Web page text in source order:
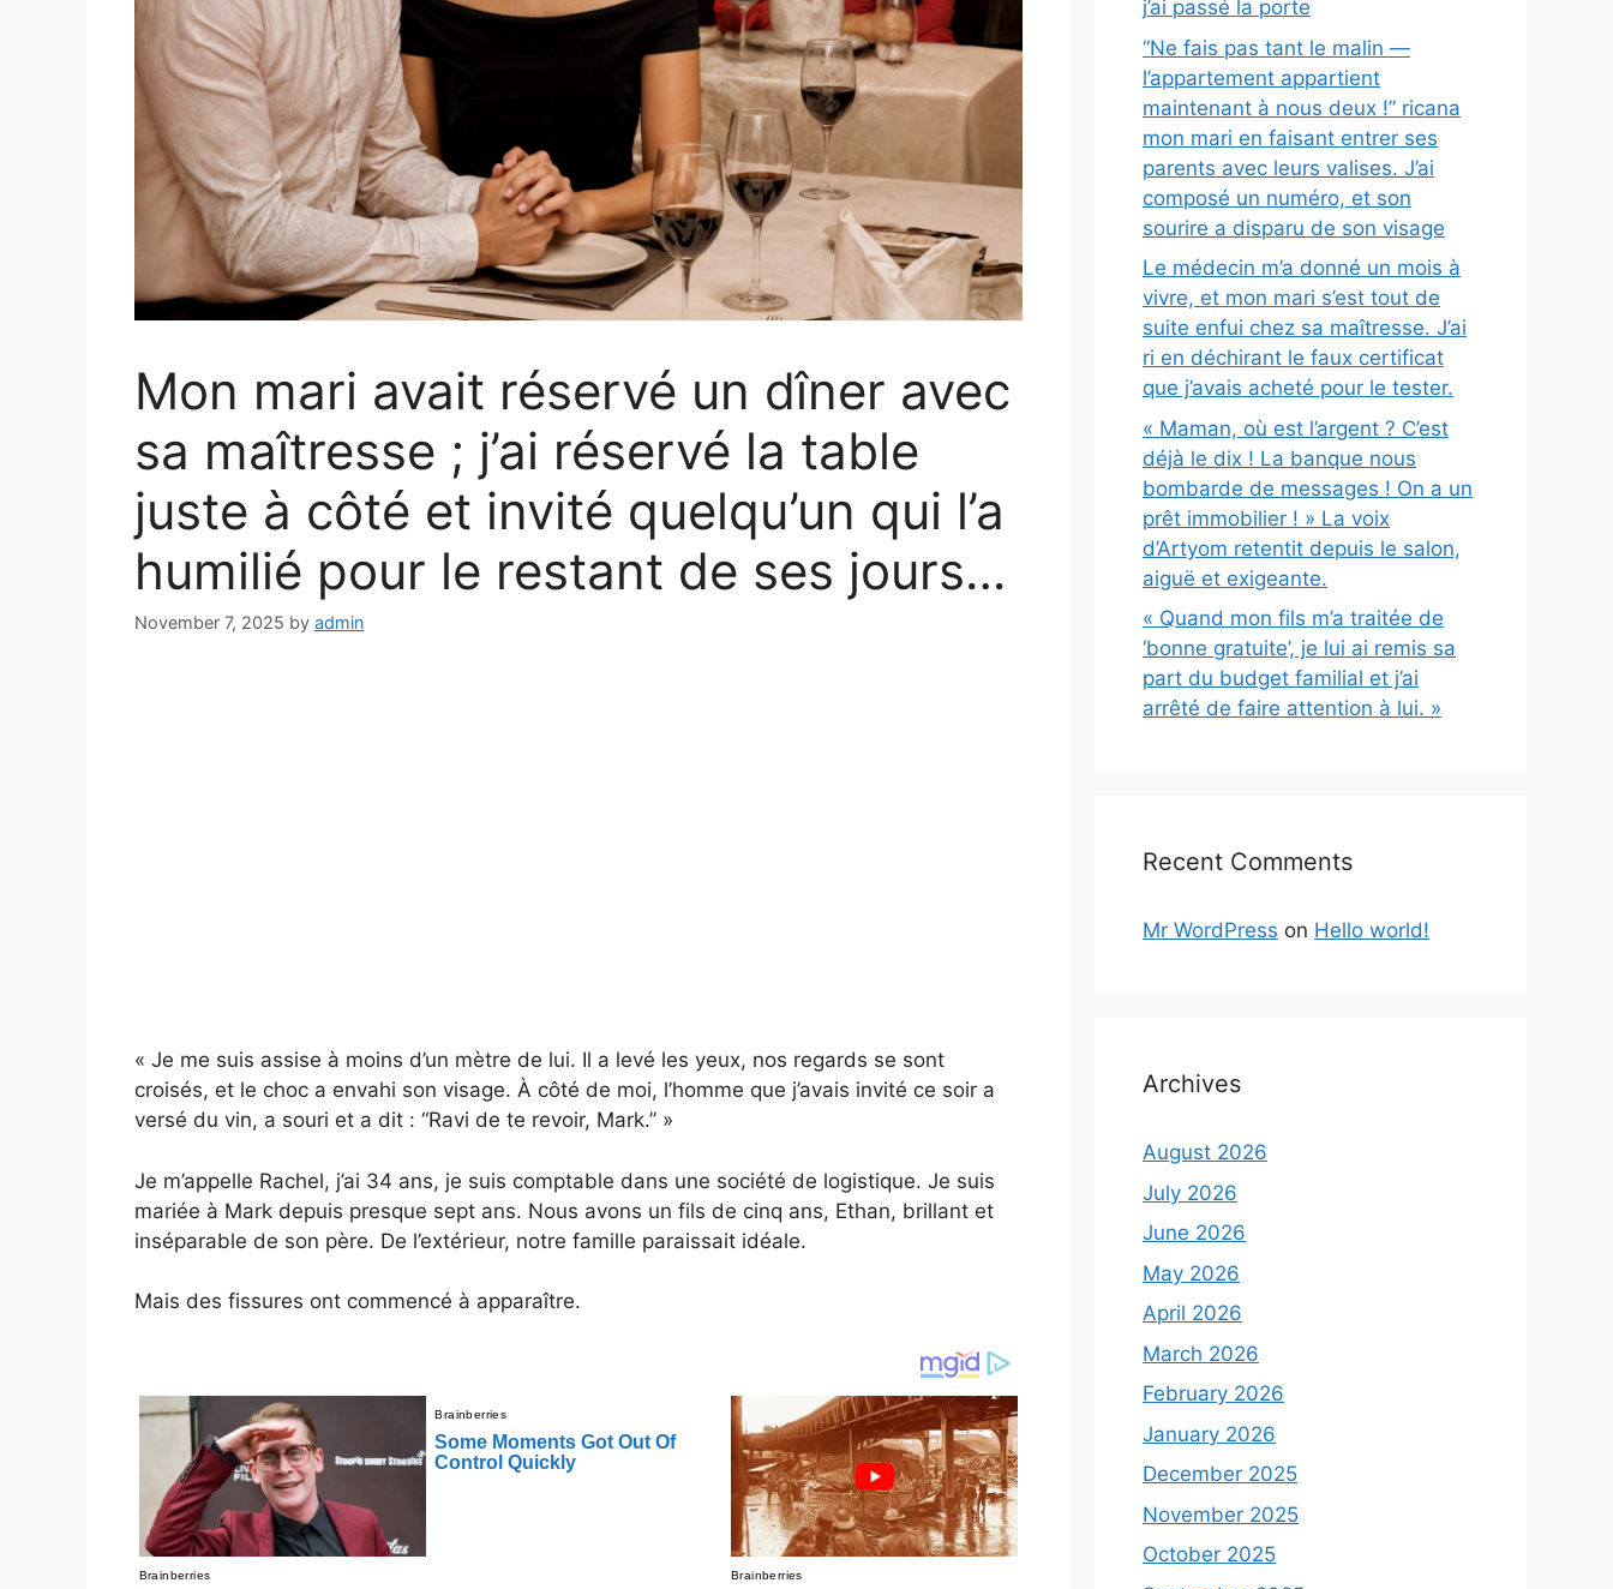
Mon mari avait réservé un dîner avec
sa maîtresse ; j’ai réservé la table
juste à côté et invité quelqu’un qui l’a
humilié pour le restant de ses jours…
November 7, 2025 by admin
« Je me suis assise à moins d’un mètre de lui. Il a levé les yeux, nos regards se sont
croisés, et le choc a envahi son visage. À côté de moi, l’homme que j’avais invité ce soir a
versé du vin, a souri et a dit : “Ravi de te revoir, Mark.” »
Je m’appelle Rachel, j’ai 34 ans, je suis comptable dans une société de logistique. Je suis
mariée à Mark depuis presque sept ans. Nous avons un fils de cinq ans, Ethan, brillant et
inséparable de son père. De l’extérieur, notre famille paraissait idéale.
Mais des fissures ont commencé à apparaître.
j’ai passé la porte
“Ne fais pas tant le malin —
l’appartement appartient
maintenant à nous deux !” ricana
mon mari en faisant entrer ses
parents avec leurs valises. J’ai
composé un numéro, et son
sourire a disparu de son visage
Le médecin m’a donné un mois à
vivre, et mon mari s’est tout de
suite enfui chez sa maîtresse. J’ai
ri en déchirant le faux certificat
que j’avais acheté pour le tester.
« Maman, où est l’argent ? C’est
déjà le dix ! La banque nous
bombarde de messages ! On a un
prêt immobilier ! » La voix
d’Artyom retentit depuis le salon,
aiguë et exigeante.
« Quand mon fils m’a traitée de
‘bonne gratuite’, je lui ai remis sa
part du budget familial et j’ai
arrêté de faire attention à lui. »
Recent Comments
Mr WordPress on Hello world!
Archives
August 2026
July 2026
June 2026
May 2026
April 2026
March 2026
February 2026
January 2026
December 2025
November 2025
October 2025